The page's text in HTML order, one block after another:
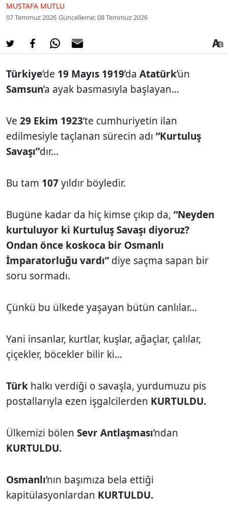
MUSTAFA MUTLU
07 Temmuz 2026 Güncelleme: 08 Temmuz 2026
Türkiye’de 19 Mayıs 1919’da Atatürk’ün
Samsun’a ayak basmasıyla başlayan...
Ve 29 Ekim 1923’te cumhuriyetin ilan
edilmesiyle taçlanan sürecin adı “Kurtuluş
Savaşı”dır...
Bu tam 107yıldır böyledir.
Bugüne kadar da hiç kimse çıkıp da, “Neyden
kurtuluyor ki Kurtuluş Savaşı diyoruz?
Ondan önce koskoca bir Osmanlı
İmparatorluğu vardı”diye saçma sapan bir
soru sormadı.
Çünkü bu ülkede yaşayan bütün canlılar...
Yani insanlar, kurtlar, kuşlar, ağaçlar, çalılar,
çiçekler, böcekler bilir ki...
Türk halkı verdiği o savaşla, yurdumuzu pis
postallarıyla ezen işgalcilerden KURTULDU.
Ülkemizi bölen Sevr Antlaşması’ndan
KURTULDU.
Osmanlı’nın başımıza bela ettiği
kapitülasyonlardan KURTULDU.